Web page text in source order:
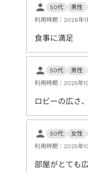
50代 男性
利用時期： 2026年1
食事に満足
50代 男性
利用時期： 2025年
ロビーの広さ
50代 女性
利用時期： 2025年
部屋がとても